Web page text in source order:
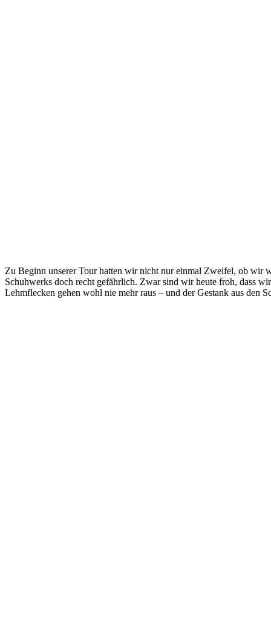
Zu Beginn unserer Tour hatten wir nicht nur einmal Zweifel, ob wir
Schuhwerks doch recht gefährlich. Zwar sind wir heute froh, dass
Lehmflecken gehen wohl nie mehr raus – und der Gestank aus den